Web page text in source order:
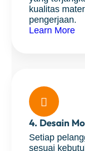
kualitas
pengerjaan.
Learn More

4. Desain
Setiap
sesuai